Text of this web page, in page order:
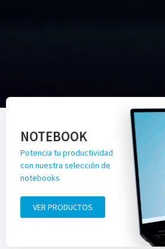
NOTEBOOK
Potencia tu productividad
con nuestra selección de
notebooks
VER PRODUCTOS